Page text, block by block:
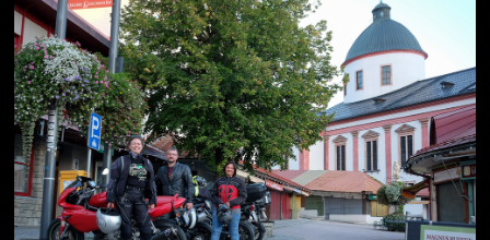
Jön még kép!